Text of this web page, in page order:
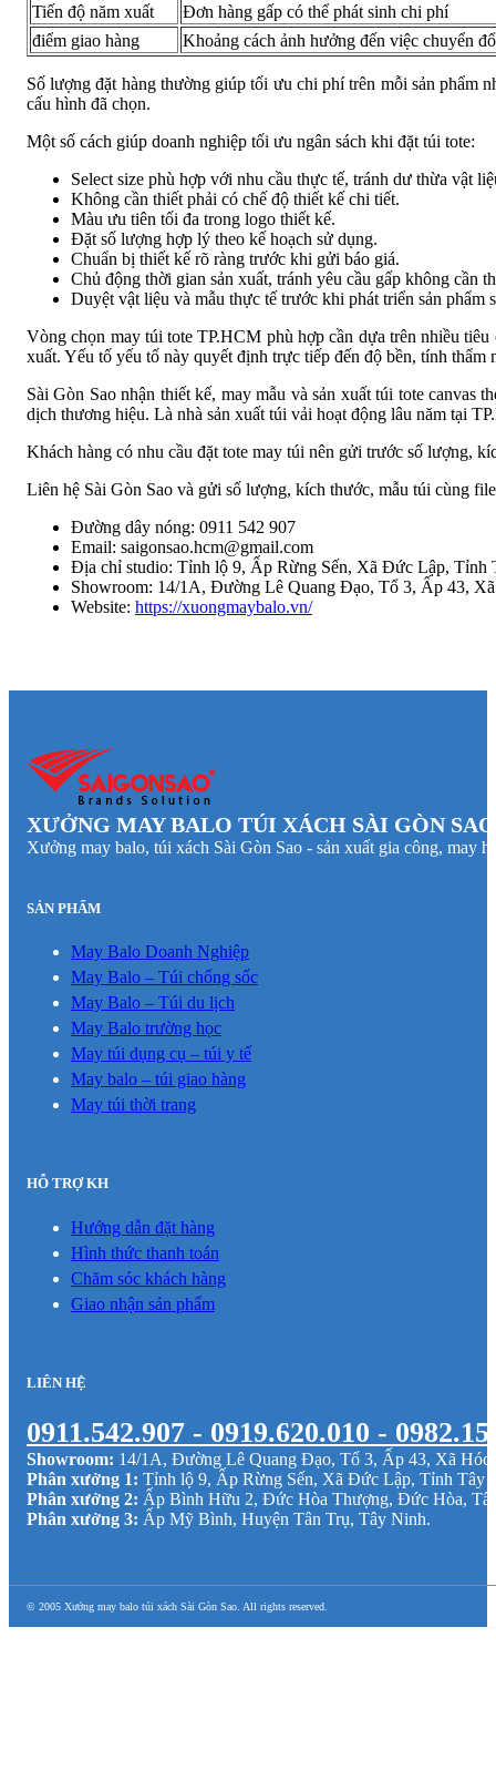
Tiến độ năm xuất
Đơn hàng gấp có thể phát sinh chi phí
điểm giao hàng
Khoảng cách ảnh hưởng đến việc chuyển
Số lượng đặt hàng thường giúp tối ưu chi phí trên mỗi sản phẩm
cấu hình đã chọn.
Một số cách giúp doanh nghiệp tối ưu ngân sách khi đặt túi tote:
Select size phù hợp với nhu cầu thực tế, tránh dư thừa vật
Không cần thiết phải có chế độ thiết kế chi tiết.
Màu ưu tiên tối đa trong logo thiết kế.
Đặt số lượng hợp lý theo kế hoạch sử dụng.
Chuẩn bị thiết kế rõ ràng trước khi gửi báo giá.
Chủ động thời gian sản xuất, tránh yêu cầu gấp không cần
Duyệt vật liệu và mẫu thực tế trước khi phát triển sản phẩm
Vòng chọn may túi tote TP.HCM phù hợp cần dựa trên nhiều
xuất. Yếu tố yếu tố này quyết định trực tiếp đến độ bền, tính
Sài Gòn Sao nhận thiết kế, may mẫu và sản xuất túi tote canvas
dịch thương hiệu. Là nhà sản xuất túi vải hoạt động lâu năm tại
Khách hàng có nhu cầu đặt tote may túi nên gửi trước số lượng,
Liên hệ Sài Gòn Sao và gửi số lượng, kích thước, mẫu túi cùng
Đường dây nóng: 0911 542 907
Email: saigonsao.hcm@gmail.com
Địa chỉ studio: Tỉnh lộ 9, Ấp Rừng Sến, Xã Đức Lập, Tỉnh
Showroom: 14/1A, Đường Lê Quang Đạo, Tổ 3, Ấp 43,
Website: https://xuongmaybalo.vn/
XƯỞNG MAY BALO TÚI XÁCH SÀI GÒN
Xưởng may balo, túi xách Sài Gòn Sao - sản xuất gia công, may
SẢN PHẨM
May Balo Doanh Nghiệp
May Balo – Túi chống sốc
May Balo – Túi du lịch
May Balo trường học
May túi dụng cụ – túi y tế
May balo – túi giao hàng
May túi thời trang
HỖ TRỢ KH
Hướng dẫn đặt hàng
Hình thức thanh toán
Chăm sóc khách hàng
Giao nhận sản phẩm
LIÊN HỆ
0911.542.907 - 0919.620.010 -
Showroom: 14/1A, Đường Lê Quang Đạo, Tổ 3, Ấp 43, Xã Hóc
Phân xưởng 1: Tỉnh lộ 9, Ấp Rừng Sến, Xã Đức Lập, Tỉnh Tây
Phân xưởng 2: Ấp Bình Hữu 2, Đức Hòa Thượng, Đức Hòa,
Phân xưởng 3: Ấp Mỹ Bình, Huyện Tân Trụ, Tây Ninh.
© 2005 Xưởng may balo túi xách Sài Gòn Sao. All rights reserved.